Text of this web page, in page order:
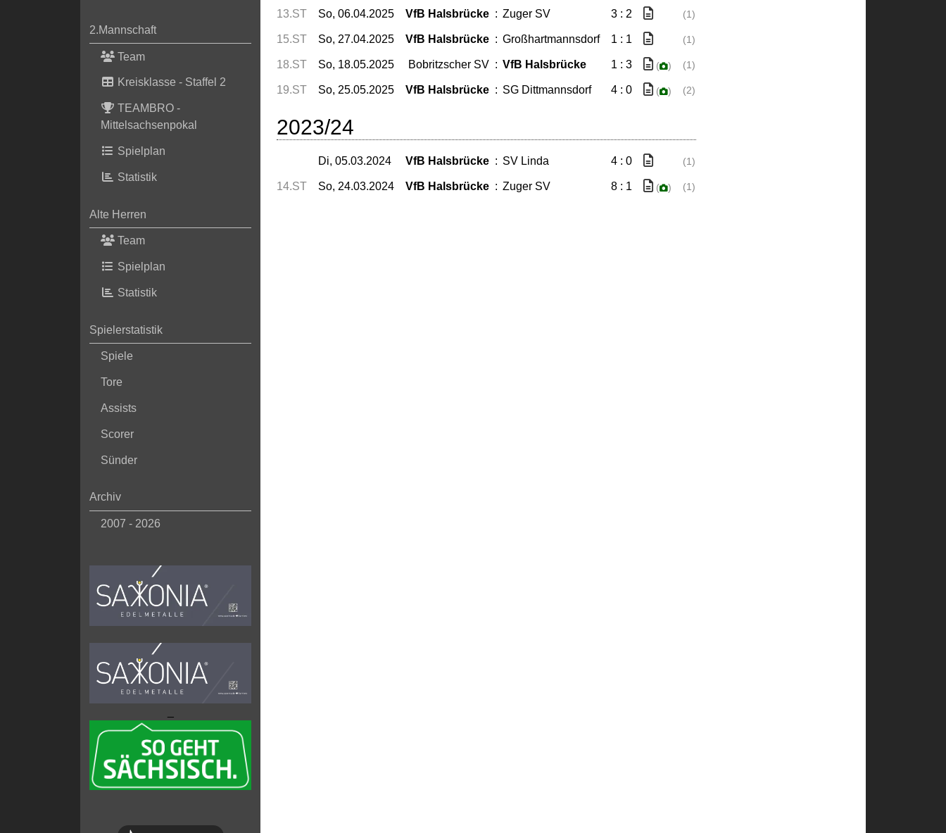
2.Mannschaft
Team
Kreisklasse - Staffel 2
TEAMBRO -
Mittelsachsenpokal
Spielplan
Statistik
Alte Herren
Team
Spielplan
Statistik
Spielerstatistik
Spiele
Tore
Assists
Scorer
Sünder
Archiv
2007 - 2026
13.ST So, 06.04.2025 VfB Halsbrücke : Zuger SV 3 : 2 (1)
15.ST So, 27.04.2025 VfB Halsbrücke : Großhartmannsdorf 1 : 1 (1)
18.ST So, 18.05.2025 Bobritzscher SV : VfB Halsbrücke 1 : 3 ( ) (1)
19.ST So, 25.05.2025 VfB Halsbrücke : SG Dittmannsdorf 4 : 0 ( ) (2)
2023/24
Di, 05.03.2024 VfB Halsbrücke : SV Linda 4 : 0 (1)
14.ST So, 24.03.2024 VfB Halsbrücke : Zuger SV 8 : 1 ( ) (1)